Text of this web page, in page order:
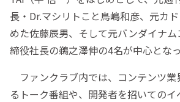
長・Dr.マシリトこと鳥嶋和彦、元カ
めた佐藤辰男、そして元バンダイナ
締役社長の鵜之澤伸の4名が中心となっ
ファンクラブ内では、コンテンツ業
るトーク番組や、開発者を招いての